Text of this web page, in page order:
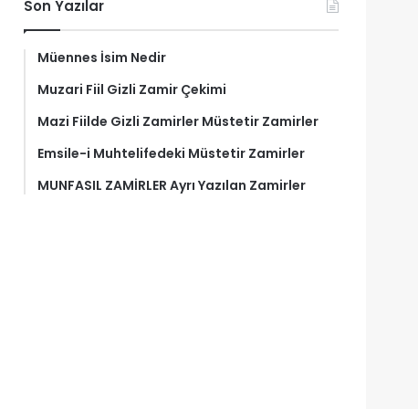
Son Yazılar
Müennes İsim Nedir
Muzari Fiil Gizli Zamir Çekimi
Mazi Fiilde Gizli Zamirler Müstetir Zamirler
Emsile-i Muhtelifedeki Müstetir Zamirler
MUNFASIL ZAMİRLER Ayrı Yazılan Zamirler